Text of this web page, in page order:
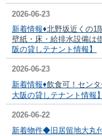
2026-06-23
新着情報♦北野坂近くの1
壁紙・床・給排水設備は
阪の貸しテナント情報】
2026-06-23
新着情報♦飲食可！センタ
大阪の貸しテナント情報】
2026-06-22
新着物件◆ 旧居留地大